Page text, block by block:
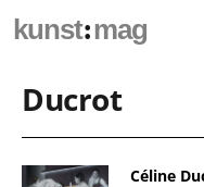
kunst:mag
Ducrot
Céline